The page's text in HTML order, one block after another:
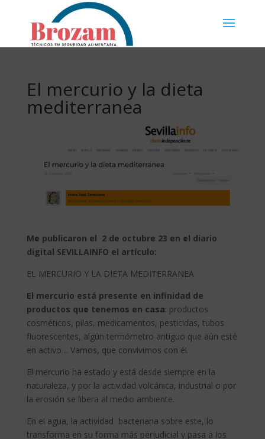
El mercurio y la dieta
mediterranea
Me publicaron el 2 de octubre 23 en el diario
digital SEVILLAINFO el artículo:
EL MERCURIO Y LA DIETA MEDITERRANEA
El mercurio está presente en infinidad de
productos que tenemos en casa: productos
cosméticos, pilas, medicamentos, pesticidas, tubos
fluorescentes, algún termómetro antiguo que aún esté
en activo… Vamos, que convivimos con él.
El mercurio ha estado y está desde siempre en la
naturaleza, y por la actividad volcánica, industrial o por
la erosión se libera al medio ambiente.
En el agua, la actividad bacteriana sobre este, lo
transforma en su forma más perjudicial y pasa a los